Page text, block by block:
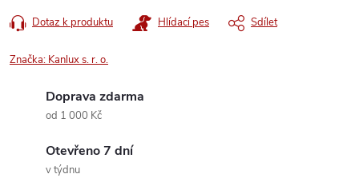
Dotaz k produktu Hlídací pes Sdílet
Značka: Kanlux s. r. o.
Doprava zdarma
od 1 000 Kč
Otevřeno 7 dní
v týdnu